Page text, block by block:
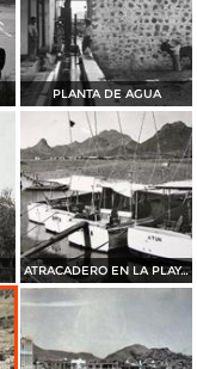
PLANTA DE AGUA
ATRACADERO EN LA PLAYA DE CORTES